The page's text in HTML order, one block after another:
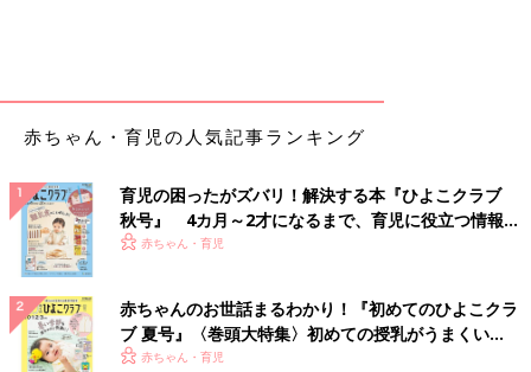
赤ちゃん・育児の人気記事ランキング
育児の困ったがズバリ！解決する本『ひよこクラブ
秋号』 4カ月～2才になるまで、育児に役立つ情報が
いっぱい！
赤ちゃん・育児
赤ちゃんのお世話まるわかり！『初めてのひよこクラ
ブ 夏号』〈巻頭大特集〉初めての授乳がうまくい
く！ おっぱい・ミルクの基本と夏のトラブル 解決テ
赤ちゃん・育児